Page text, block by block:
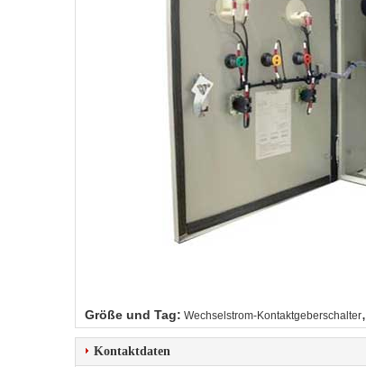
Größe und Tag: Wechselstrom-Kontaktgeberschalter,
Kontaktdaten